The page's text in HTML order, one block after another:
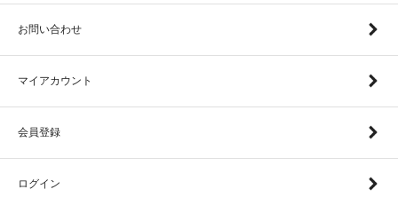
お問い合わせ
マイアカウント
会員登録
ログイン